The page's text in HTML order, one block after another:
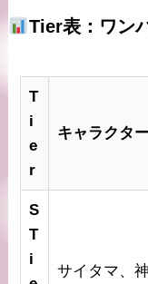
Tier表：ワン
T
i
e
r
キャラクタ
S
T
i
サイタマ、神